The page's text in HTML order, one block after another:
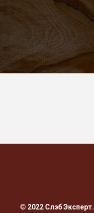
© 2022 Слэб Эксперт.